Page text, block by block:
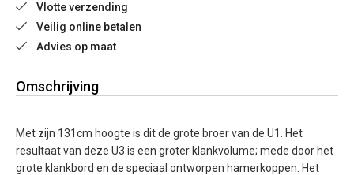
Vlotte verzending
Veilig online betalen
Advies op maat
Omschrijving
Met zijn 131cm hoogte is dit de grote broer van de U1. Het
resultaat van deze U3 is een groter klankvolume; mede door het
grote klankbord en de speciaal ontworpen hamerkoppen. Het